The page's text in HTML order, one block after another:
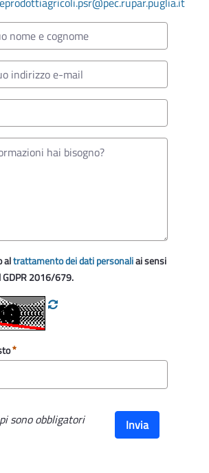
altrattamento dei dati personaliai sensi
GDPR 2016/679.
sono obbligatori Invia